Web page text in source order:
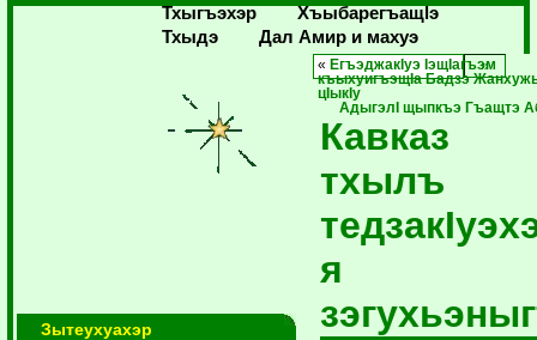
Тхыгъэхэр
Хъыбарегъащlэ
Тхыдэ
Дал Амир и махуэ
Зытеухуахэр
« ЕгъэджакIуэ IэщIагъэм
къыхуигъэщIа Бадзэ
цIыкIу
АдыгэлI щыпкъэ Гъащтэ
Кавказ
тхылъ
я